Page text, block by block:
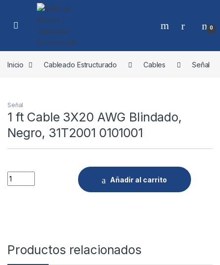
Skip to navigation
Skip to content
0
Inicio Cableado Estructurado Cables Señal
Señal
1 ft Cable 3X20 AWG Blindado,
Negro, 31T2001 0101001
Quantity
Añadir al carrito
Productos relacionados